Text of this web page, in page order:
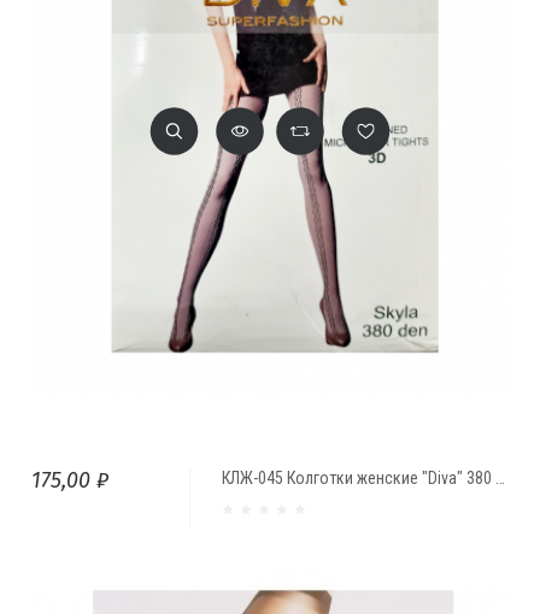
КЛЖ-045 Колготки женские "Diva" 380 Den с рисунком
175,00 ₽